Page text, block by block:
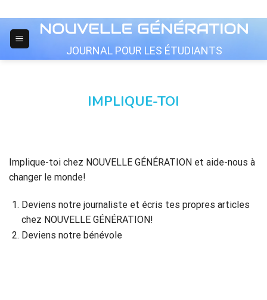
to
content
JOURNAL POUR LES ÉTUDIANTS
IMPLIQUE-TOI
Implique-toi chez NOUVELLE GÉNÉRATION et aide-nous à
changer le monde!
Deviens notre journaliste et écris tes propres articles
chez NOUVELLE GÉNÉRATION!
Deviens notre bénévole